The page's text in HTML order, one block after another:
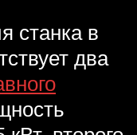
станка в
два